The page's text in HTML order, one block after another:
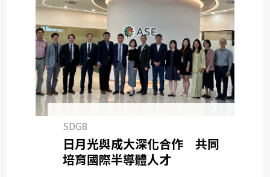
SDG8
日月光與成大深化合作 共同
培育國際半導體人才